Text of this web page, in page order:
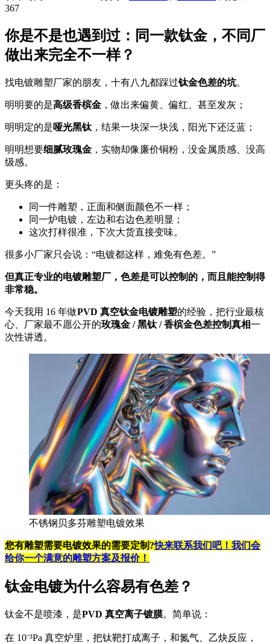
367
你是不是也遇到过：同一款钛金，不同厂
做出来完全不一样？
找电镀雕塑厂家的朋友，十有八九都踩过钛金色差的坑。
明明要的是高级香槟金 ，做出来偏黄、偏红、甚至发灰；
明明定的是哑光黑钛 ，结果一块深一块浅，阳光下还泛蓝；
明明想要细腻玫瑰金 ，实物却像廉价铜粉，没金属质感、没高
级感。
更头疼的是：
同一件雕塑，正面和侧面颜色不一样；
同一炉电镀，左边和右边色差明显；
这次打样很准，下次大货直接变味。
很多小厂家只会说：“电镀都这样，难免有色差。”
但真正专业的电镀雕塑厂，色差是可以控制的，而且能控制得
非常稳。
今天我用 16 年做PVD 真空钛金电镀雕塑的经验，把行业最核
心、厂家最不愿公开的玫瑰金 / 黑钛 / 香槟金色差控制真相一
次性讲透。
不锈钢贝多芬雕塑电镀效果
您有雕塑需要电镀效果的需要定制 ?快来联系我们吧！我们会
给你一个满意的雕塑方案及报价！
钛金电镀为什么容易有色差？
钛金不是喷漆，是PVD 真空离子镀膜。简单说：
在 10⁻³Pa 真空炉里，把钛靶打成离子，和氮气、乙炔反应，